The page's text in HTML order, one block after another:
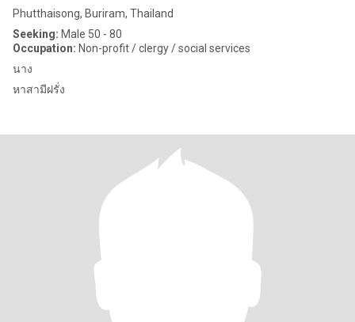
Phutthaisong, Buriram, Thailand
Seeking: Male 50 - 80
Occupation: Non-profit / clergy / social services
นาง
หาสามีฝรั่ง